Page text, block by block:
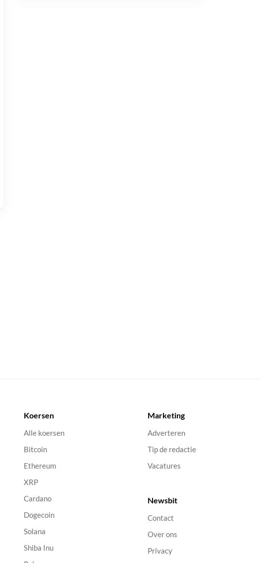
Koersen
Alle koersen
Bitcoin
Ethereum
XRP
Cardano
Dogecoin
Solana
Shiba Inu
Marketing
Adverteren
Tip de redactie
Vacatures
Newsbit
Contact
Over ons
Privacy